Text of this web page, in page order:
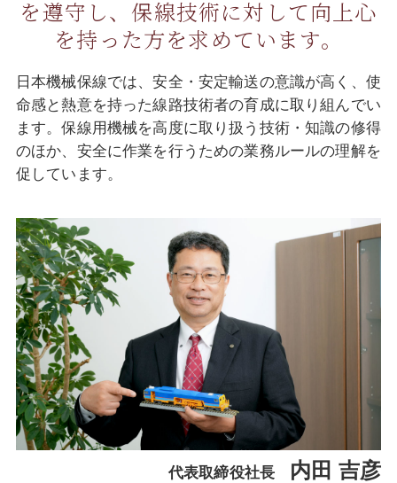
を遵守し、 保線技術に対して向上心
を持った方を求めています。
日本機械保線では、安全・安定輸送の意識が高く、使
命感と熱意を持った線路技術者の育成に取り組んでい
ます。保線用機械を高度に取り扱う技術・知識の修得
のほか、安全に作業を行うための業務ルールの理解を
促しています。
代表取締役社長 内田 吉彦